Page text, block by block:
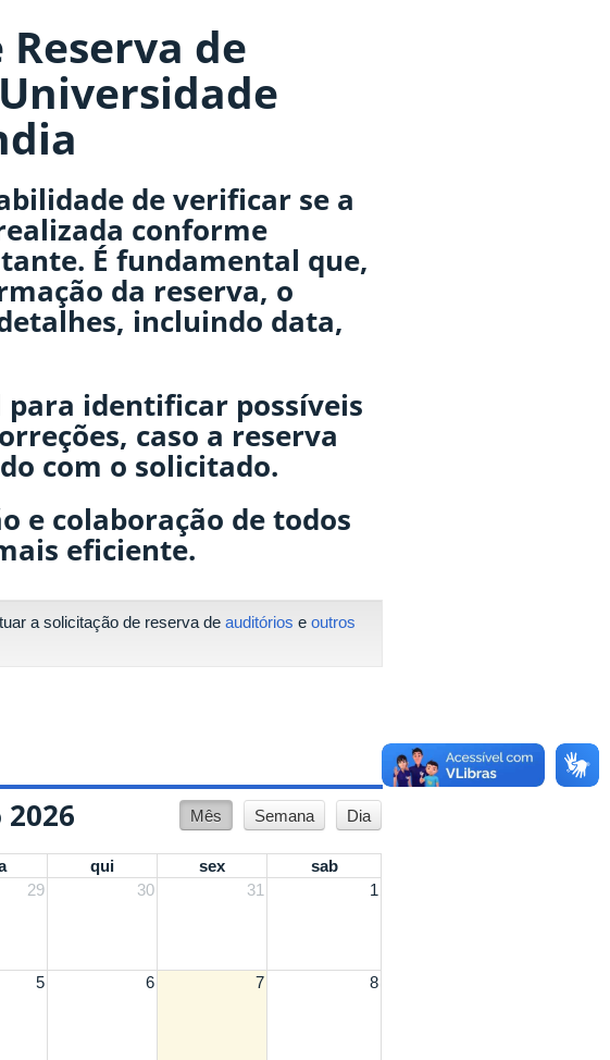
de
de verificar se a
conforme
É fundamental que,
da reserva, o
incluindo data,
para identificar possíveis
caso a reserva
com o solicitado.
e colaboração de todos
eficiente.
a solicitação de reserva de auditórios e outros
Mês Semana Dia
qui sex
sab
29 30 31 1
5 6 7 8